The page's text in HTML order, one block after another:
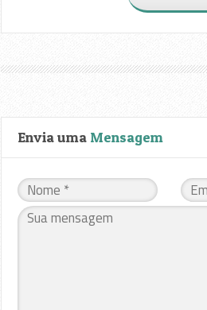
Envia uma Mensagem